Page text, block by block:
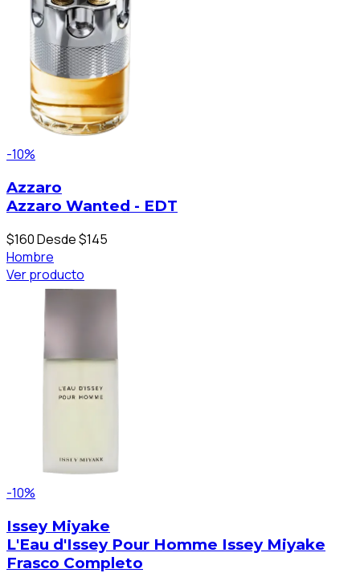
-10%
Azzaro
Azzaro Wanted - EDT
$160Desde $145
Hombre
Ver producto
-10%
Issey Miyake
L'Eau d'Issey Pour Homme Issey Miyake
Frasco Completo